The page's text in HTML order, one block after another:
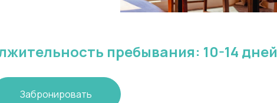
пребывания: 10-14 дней
Забронировать